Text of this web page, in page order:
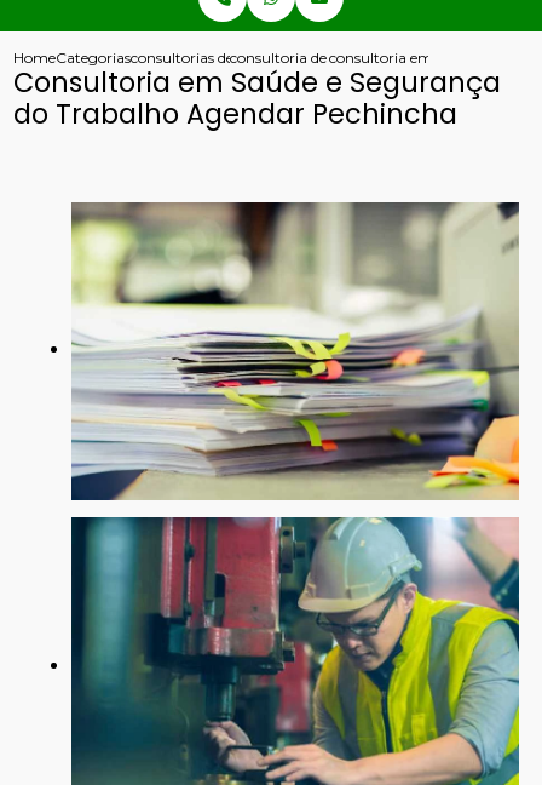
HomeCategoriasconsultorias de seguranca do trabalho
consultoria de seguranca do trabalho
consultoria em saude e
Consultoria em Saúde e Segurança
do Trabalho Agendar Pechincha